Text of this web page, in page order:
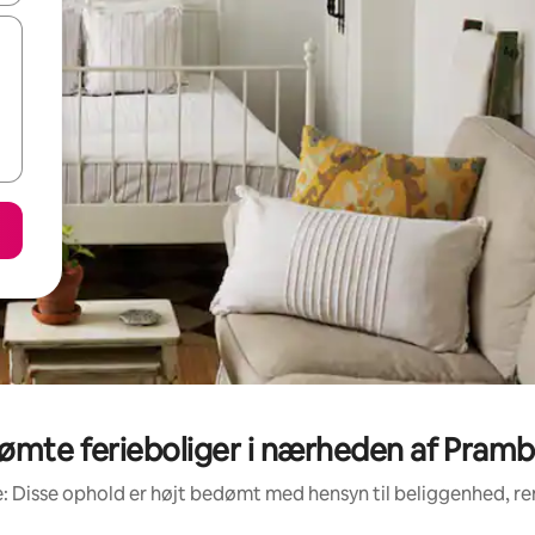
ferieboliger i nærheden af
Disse ophold er højt bedømt med hensyn til beliggenhed,